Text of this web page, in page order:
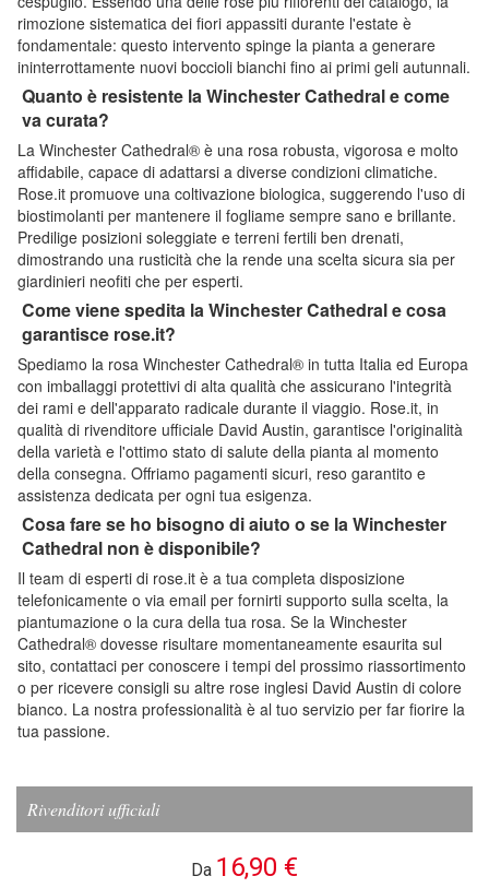
rimozione sistematica dei fiori appassiti durante l'estate è
fondamentale: questo intervento spinge la pianta a generare
ininterrottamente nuovi boccioli bianchi fino ai primi geli autunnali.
Quanto è resistente la Winchester Cathedral e come
va curata?
La Winchester Cathedral® è una rosa robusta, vigorosa e molto
affidabile, capace di adattarsi a diverse condizioni climatiche.
Rose.it promuove una coltivazione biologica, suggerendo l'uso di
biostimolanti per mantenere il fogliame sempre sano e brillante.
Predilige posizioni soleggiate e terreni fertili ben drenati,
dimostrando una rusticità che la rende una scelta sicura sia per
giardinieri neofiti che per esperti.
Come viene spedita la Winchester Cathedral e cosa
garantisce rose.it?
Spediamo la rosa Winchester Cathedral® in tutta Italia ed Europa
con imballaggi protettivi di alta qualità che assicurano l'integrità
dei rami e dell'apparato radicale durante il viaggio. Rose.it, in
qualità di rivenditore ufficiale David Austin, garantisce l'originalità
della varietà e l'ottimo stato di salute della pianta al momento
della consegna. Offriamo pagamenti sicuri, reso garantito e
assistenza dedicata per ogni tua esigenza.
Cosa fare se ho bisogno di aiuto o se la Winchester
Cathedral non è disponibile?
Il team di esperti di rose.it è a tua completa disposizione
telefonicamente o via email per fornirti supporto sulla scelta, la
piantumazione o la cura della tua rosa. Se la Winchester
Cathedral® dovesse risultare momentaneamente esaurita sul
sito, contattaci per conoscere i tempi del prossimo riassortimento
o per ricevere consigli su altre rose inglesi David Austin di colore
bianco. La nostra professionalità è al tuo servizio per far fiorire la
tua passione.
Rivenditori ufficiali
Da 16,90 €